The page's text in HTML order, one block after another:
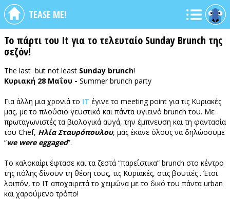
TEASE ME!
Το πάρτι του It για το τελευταίο Sunday Brunch της
σεζόν!
The last but not least Sunday brunch!
Κυριακή 28 Μαΐου - Summer brunch party
Για άλλη μια χρονιά το ΙΤ έγινε το meeting point για τις Κυριακές
μας, με το πλούσιο γευστικό και πάντα υγιεινό brunch του. Με
πρωταγωνιστές τα βιολογικά αυγά, την έμπνευση και τη φαντασία
του Chef, Ηλία Σταυρόπουλου, μας έκανε όλους να δηλώσουμε
“we were eggaged”.
Το καλοκαίρι έφτασε και τα ζεστά “παρεΐστικα” brunch στο κέντρο
της πόλης δίνουν τη θέση τους, τις Κυριακές, στις βουτιές . Έτσι
λοιπόν, το ΙΤ αποχαιρετά το χειμώνα με το δικό του πάντα urban
και χαρούμενο τρόπο!